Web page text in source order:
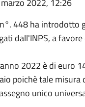
2022, 12:26
448 ha introdotto
dall'INPS, a
2022 è di euro
poichè tale
unico